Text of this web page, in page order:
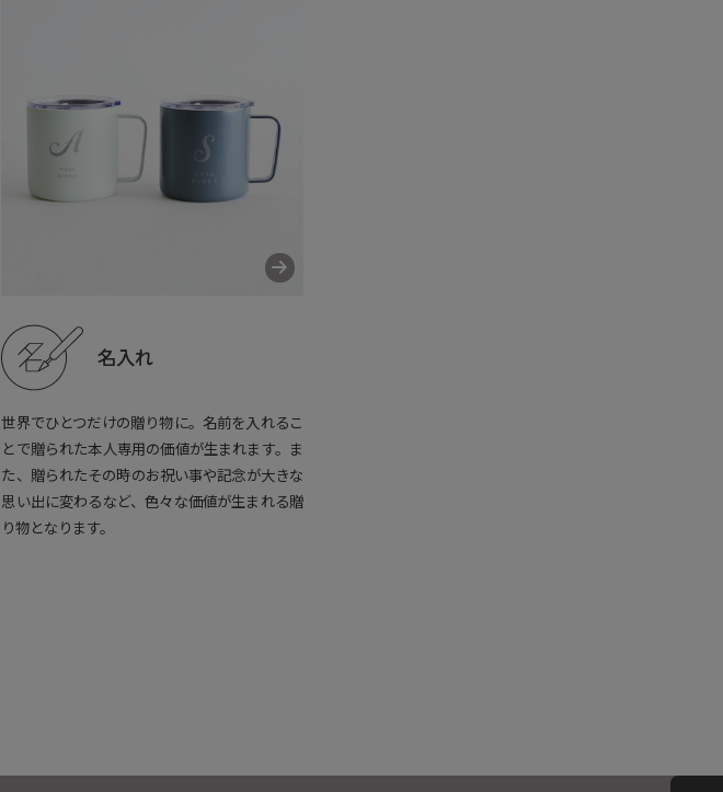
名入れ
世界でひとつだけの贈り物に。名前を入れるこ
とで贈られた本人専用の価値が生まれます。ま
た、贈られたその時のお祝い事や記念が大きな
思い出に変わるなど、色々な価値が生まれる贈
り物となります。